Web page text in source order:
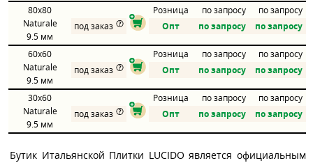
80x80
Naturale
9.5 мм
Розница по запросу
по запросу
под заказ
Опт по запросу по запросу
60x60
Naturale
9.5 мм
Розница по запросу
по запросу
под заказ
Опт по запросу по запросу
30x60
Naturale
9.5 мм
Розница по запросу
по запросу
под заказ
Опт по запросу по запросу
Бутик Итальянской Плитки LUCIDO является официальным